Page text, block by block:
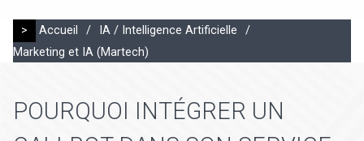
> Accueil / IA / Intelligence Artificielle
/
Marketing et IA (Martech)
POURQUOI INTÉGRER UN